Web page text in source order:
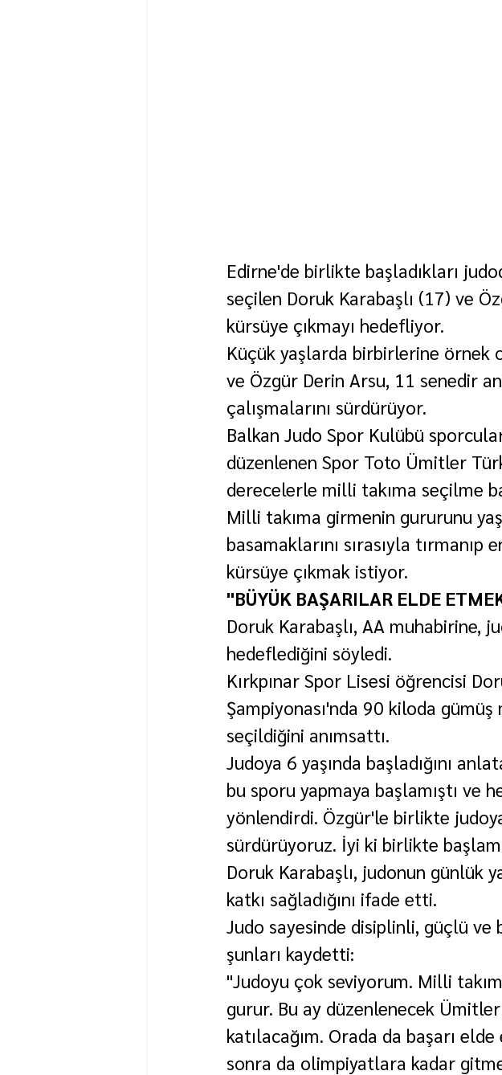
Edirne'de birlikte başladıkları
seçilen Doruk Karabaşlı (17) ve
kürsüye çıkmayı hedefliyor.
Küçük yaşlarda birbirlerine örnek
ve Özgür Derin Arsu, 11 senedir
çalışmalarını sürdürüyor.
Balkan Judo Spor Kulübü
düzenlenen Spor Toto Ümitler
derecelerle milli takıma seçilme
Milli takıma girmenin gururunu
basamaklarını sırasıyla
kürsüye çıkmak istiyor.
"BÜYÜK BAŞARILAR ELDE
Doruk Karabaşlı, AA muhabirine,
hedeflediğini söyledi.
Kırkpınar Spor Lisesi öğrencisi
Şampiyonası'nda 90 kiloda gümüş
seçildiğini anımsattı.
Judoya 6 yaşında başladığını
bu sporu yapmaya başlamıştı ve
yönlendirdi. Özgür'le birlikte
sürdürüyoruz. İyi ki birlikte
Doruk Karabaşlı, judonun günlük
katkı sağladığını ifade etti.
Judo sayesinde disiplinli, güçlü ve
şunları kaydetti:
"Judoyu çok seviyorum. Milli
gurur. Bu ay düzenlenecek Ümitler
katılacağım. Orada da başarı
sonra da olimpiyatlara kadar